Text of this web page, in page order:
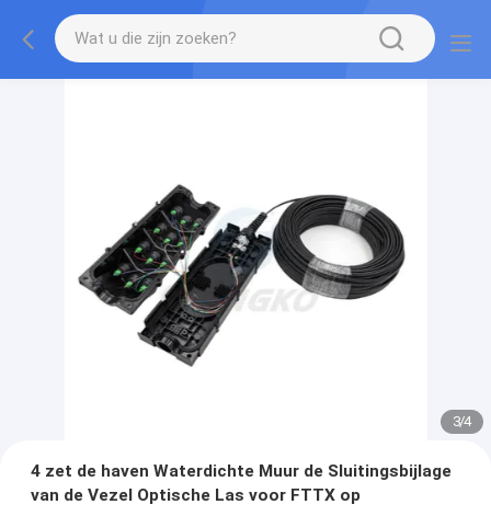
3/4
4 zet de haven Waterdichte Muur de Sluitingsbijlage
van de Vezel Optische Las voor FTTX op